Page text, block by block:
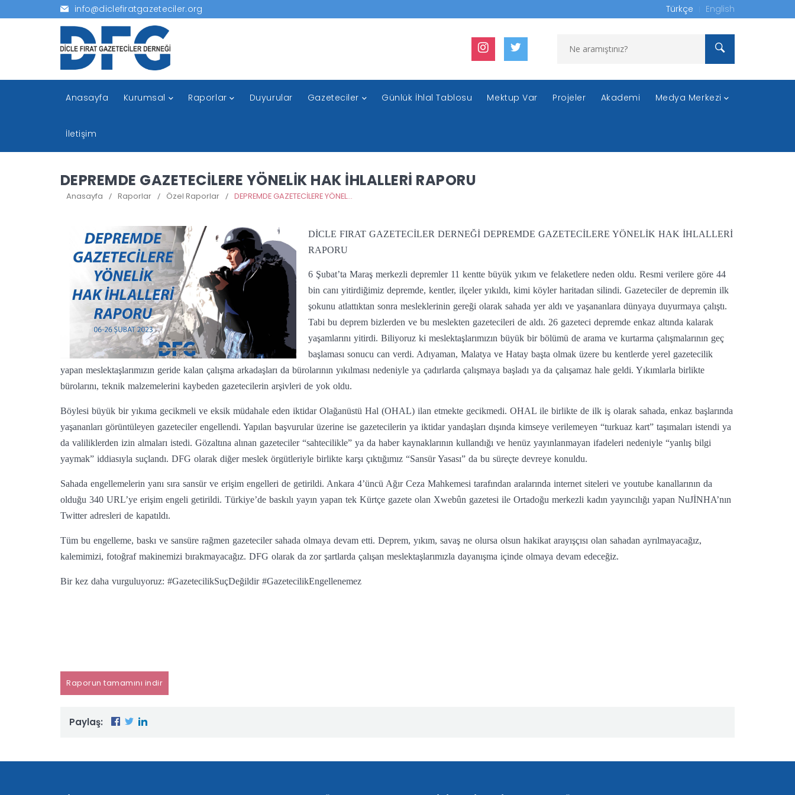
info@diclefiratgazeteciler.org Türkçe English
Anasayfa Kurumsal Raporlar Duyurular Gazeteciler Günlük İhlal Tablosu Mektup Var Projeler Akademi Medya Merkezi
İletişim
DEPREMDE GAZETECİLERE YÖNELİK HAK İHLALLERİ RAPORU
Anasayfa / Raporlar / Özel Raporlar / DEPREMDE GAZETECİLERE YÖNELİK HAK İHLALLERİ RAPORU
DİCLE FIRAT GAZETECİLER DERNEĞİ DEPREMDE GAZETECİLERE YÖNELİK HAK İHLALLERİ
RAPORU
6 Şubat’ta Maraş merkezli depremler 11 kentte büyük yıkım ve felaketlere neden oldu. Resmi verilere göre 44
bin canı yitirdiğimiz depremde, kentler, ilçeler yıkıldı, kimi köyler haritadan silindi. Gazeteciler de depremin ilk
şokunu atlattıktan sonra mesleklerinin gereği olarak sahada yer aldı ve yaşananlara dünyaya duyurmaya çalıştı.
Tabi bu deprem bizlerden ve bu meslekten gazetecileri de aldı. 26 gazeteci depremde enkaz altında kalarak
yaşamlarını yitirdi. Biliyoruz ki meslektaşlarımızın büyük bir bölümü de arama ve kurtarma çalışmalarının geç
başlaması sonucu can verdi. Adıyaman, Malatya ve Hatay başta olmak üzere bu kentlerde yerel gazetecilik
yapan meslektaşlarımızın geride kalan çalışma arkadaşları da bürolarının yıkılması nedeniyle ya çadırlarda çalışmaya başladı ya da çalışamaz hale geldi. Yıkımlarla birlikte
bürolarını, teknik malzemelerini kaybeden gazetecilerin arşivleri de yok oldu.
Böylesi büyük bir yıkıma gecikmeli ve eksik müdahale eden iktidar Olağanüstü Hal (OHAL) ilan etmekte gecikmedi. OHAL ile birlikte de ilk iş olarak sahada, enkaz başlarında
yaşananları görüntüleyen gazeteciler engellendi. Yapılan başvurular üzerine ise gazetecilerin ya iktidar yandaşları dışında kimseye verilemeyen “turkuaz kart” taşımaları istendi ya
da valiliklerden izin almaları istedi. Gözaltına alınan gazeteciler “sahtecilikle” ya da haber kaynaklarının kullandığı ve henüz yayınlanmayan ifadeleri nedeniyle “yanlış bilgi
yaymak” iddiasıyla suçlandı. DFG olarak diğer meslek örgütleriyle birlikte karşı çıktığımız “Sansür Yasası” da bu süreçte devreye konuldu.
Sahada engellemelerin yanı sıra sansür ve erişim engelleri de getirildi. Ankara 4’üncü Ağır Ceza Mahkemesi tarafından aralarında internet siteleri ve youtube kanallarının da
olduğu 340 URL’ye erişim engeli getirildi. Türkiye’de baskılı yayın yapan tek Kürtçe gazete olan Xwebûn gazetesi ile Ortadoğu merkezli kadın yayıncılığı yapan NuJİNHA’nın
Twitter adresleri de kapatıldı.
Tüm bu engelleme, baskı ve sansüre rağmen gazeteciler sahada olmaya devam etti. Deprem, yıkım, savaş ne olursa olsun hakikat arayışçısı olan sahadan ayrılmayacağız,
kalemimizi, fotoğraf makinemizi bırakmayacağız. DFG olarak da zor şartlarda çalışan meslektaşlarımızla dayanışma içinde olmaya devam edeceğiz.
Bir kez daha vurguluyoruz: #GazetecilikSuçDeğildir #GazetecilikEngellenemez
Raporun tamamını indir
Paylaş: